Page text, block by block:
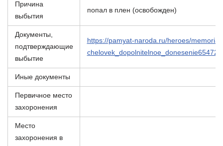
Причина
выбытия
попал в плен (освобожден)
Документы,
подтверждающие
выбытие
https://pamyat-naroda.ru/heroes/memorial-
Иные документы
Первичное место
захоронения
Место
захоронения в